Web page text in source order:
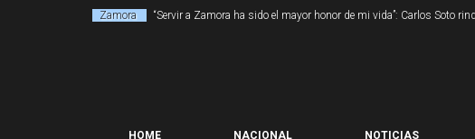
Zamora “Servir a Zamora ha sido el mayor honor de mi vida”: Carlos Soto
HOME NACIONAL NOTICIAS